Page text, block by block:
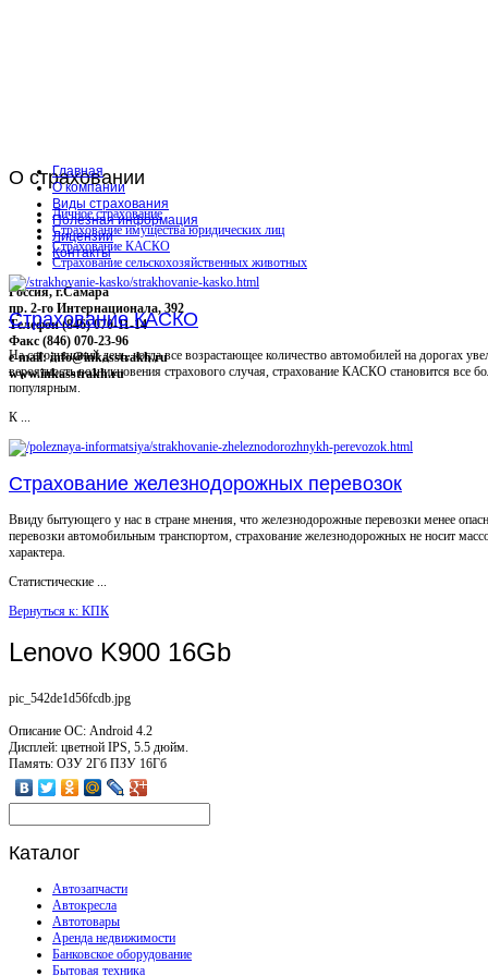
О страховании
Личное страхование
Страхование имущества юридических лиц
Страхование КАСКО
Страхование сельскохозяйственных животных
Россия, г.Самара
пр. 2-го Интернационала, 392
Телефон (846) 070-11-14
Факс (846) 070-23-96
e-mail: info@inkasstrakh.ru
www.inkasstrakh.ru
Главная
О компании
Виды страхования
Полезная информация
Лицензии
Контакты
Страхование КАСКО
На сегодняшний день, когда все возрастающее количество автомобилей на дорогах
вероятность возникновения страхового случая, страхование КАСКО становится все
популярным.
К ...
Страхование железнодорожных перевозок
Ввиду бытующего у нас в стране мнения, что железнодорожные перевозки менее
перевозки автомобильным транспортом, страхование железнодорожных не носит
характера.
Статистические ...
Вернуться к: КПК
Lenovo K900 16Gb
pic_542de1d56fcdb.jpg
Описание ОС: Android 4.2
Дисплей: цветной IPS, 5.5 дюйм.
Память: ОЗУ 2Гб ПЗУ 16Гб
Каталог
Автозапчасти
Автокресла
Автотовары
Аренда недвижимости
Банковское оборудование
Бытовая техника